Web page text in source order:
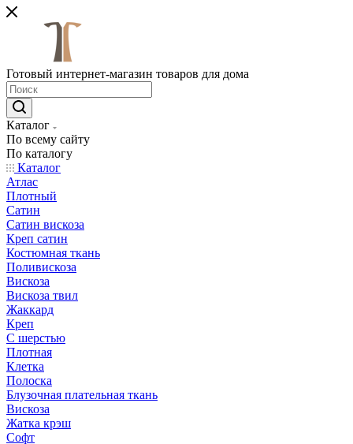
Готовый интернет-магазин товаров для дома
Каталог
По всему сайту
По каталогу
Каталог
Атлас
Плотный
Сатин
Сатин вискоза
Креп сатин
Костюмная ткань
Поливискоза
Вискоза
Вискоза твил
Жаккард
Креп
С шерстью
Плотная
Клетка
Полоска
Блузочная плательная ткань
Вискоза
Жатка крэш
Софт